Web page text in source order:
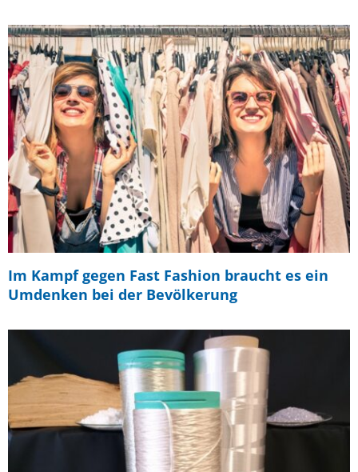
Im Kampf gegen Fast Fashion braucht es ein
Umdenken bei der Bevölkerung